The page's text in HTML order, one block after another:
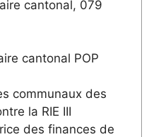
cantonal, 079
cantonal POP
communaux des
la RIE III
des finances de